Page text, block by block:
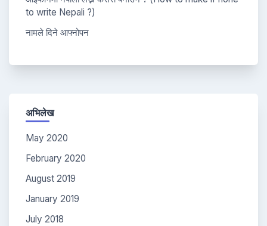
to write Nepali ?)
नामले दिने आफ्नोपन
अभिलेख
May 2020
February 2020
August 2019
January 2019
July 2018